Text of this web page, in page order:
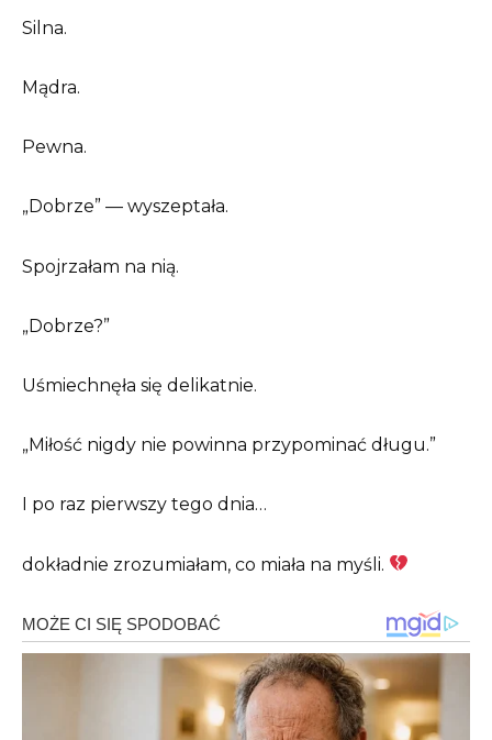
Silna.
Mądra.
Pewna.
„Dobrze” — wyszeptała.
Spojrzałam na nią.
„Dobrze?”
Uśmiechnęła się delikatnie.
„Miłość nigdy nie powinna przypominać długu.”
I po raz pierwszy tego dnia…
dokładnie zrozumiałam, co miała na myśli.